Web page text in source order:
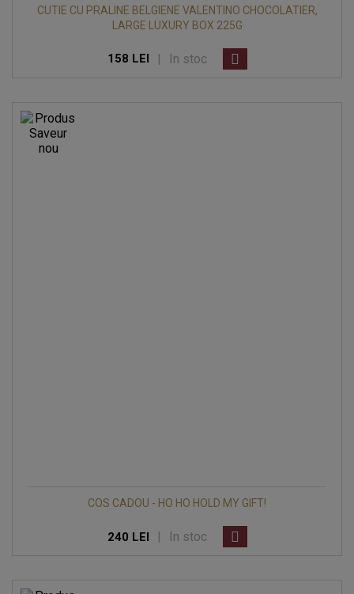
CUTIE CU PRALINE BELGIENE VALENTINO CHOCOLATIER,
LARGE LUXURY BOX 225G
158 LEI | In stoc
COS CADOU - HO HO HOLD MY GIFT!
240 LEI | In stoc